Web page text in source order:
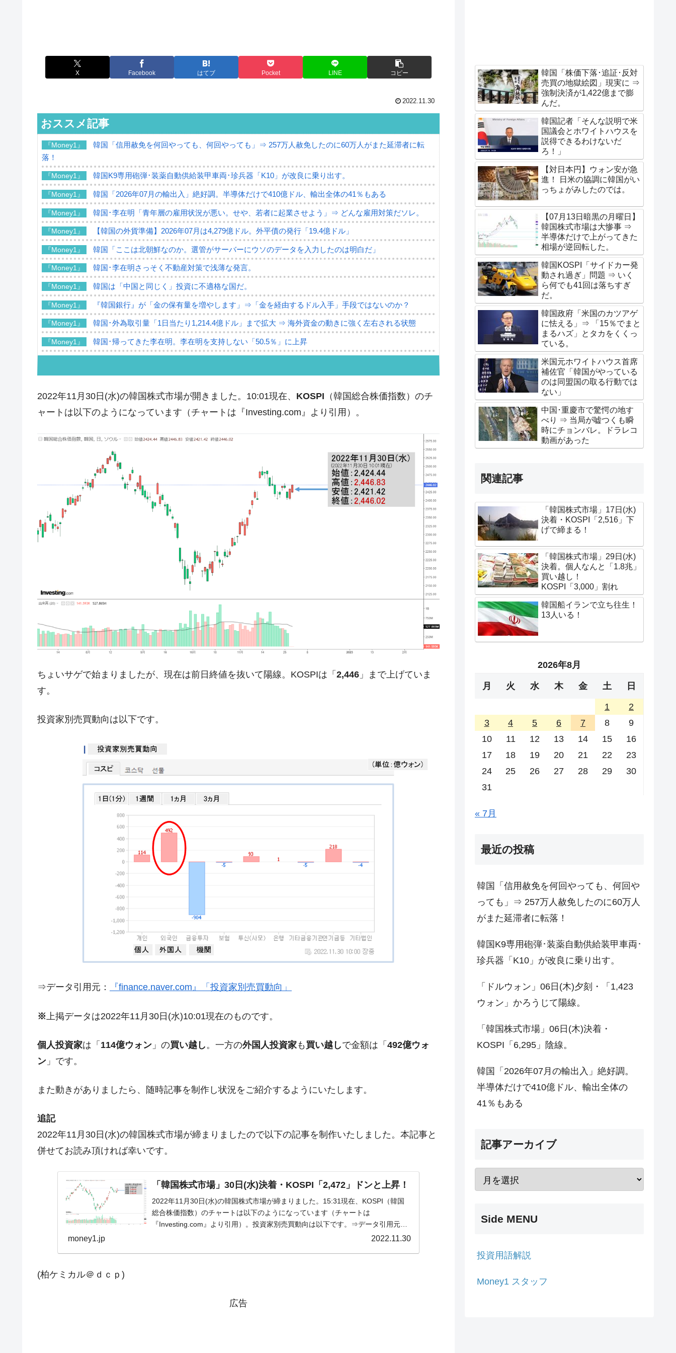
X Facebook はてブ Pocket LINE コピー
2022.11.30
おススメ記事
『Money1』
韓国「信用赦免を何回やっても、何回やっても」⇒ 257万人赦免したのに60万人がまた延滞者に転
落！
『Money1』 韓国K9専用砲弾･装薬自動供給装甲車両･珍兵器「K10」が改良に乗り出す。
『Money1』 韓国「2026年07月の輸出入」絶好調。半導体だけで410億ドル、輸出全体の41％もある
『Money1』 韓国･李在明「青年層の雇用状況が悪い。せや、若者に起業させよう」⇒ どんな雇用対策だソレ。
『Money1』 【韓国の外貨準備】2026年07月は4,279億ドル。外平債の発行「19.4億ドル」
『Money1』 韓国「ここは北朝鮮なのか。選管がサーバーにウソのデータを入力したのは明白だ」
『Money1』 韓国･李在明さっそく不動産対策で浅薄な発言。
『Money1』 韓国は「中国と同じく」投資に不適格な国だ。
『Money1』 『韓国銀行』が「金の保有量を増やします」⇒「金を経由するドル入手」手段ではないのか？
『Money1』 韓国･外為取引量「1日当たり1,214.4億ドル」まで拡大 ⇒ 海外資金の動きに強く左右される状態
『Money1』 韓国･帰ってきた李在明。李在明を支持しない「50.5％」に上昇
『Money1』 韓国･警察職員が「丸刈りになって抗議活動」
『Money1』 中国だけが鉄鋼輸出を異常増加させる ⇒ 中国の過剰生産が世界を蝕む。
韓国で猛暑。南東部では干ばつ
『Money1』 韓国型イージス搭載の次世代駆逐艦「KDDX」1番艦、2032年竣工と公示
『Money1』 【対日本円】ウォン安が急進！ 日米の協調に韓国がいっちょがみしたのでは。
『Money1』
韓国政府『BYD』車への補助金を全廃 ⇒ 実は韓国で『BYD』車は売れている。6カ月で対前年同期比
1.9倍！
在韓米国大使スティールが着韓！⇒ さっそく空港に詰めかけ「出て行け！」「極右勢力」のプラカー
韓国政府「2035年までに18.4GW規模のAIデータセンター整備」⇒ だから無理だってば。
『Money1』 JPモルガン「韓国レバレッジETFの清算はほぼ終わった」
韓国『国民年金公団』株価暴落で200兆蒸発。
『Money1』 韓国政府「ニセＫ-ブランドを通報しようキャンペーン」⇒ あの名物教授も登場！
『Money1』 韓国「橋が落ちました」⇒ 耐久性「なさすぎ」では。
『Money1』 韓国鉄鋼最大手『POSCO』ズブズブ沈む。営業利益80.2％も減少
『Money1』
『Money1』 韓国ボンクラ政策室長･金容範、株価暴落に他人事のような発言。
韓国･加徳島新国際空港「またも暗礁」の危機 ⇒ 10.7兆では損が出るからできない。
【速報】韓国株式市場の暴落・本日07月29日(水)もサイドカー・サーキットブレイカーの二段コンボ
韓国「株式市場が賭博場のように変質したのは政界の責任だ」
韓国「2026年1Q 資金循環統計」面白い結果に。
韓国化学企業最大手『ロッテケミカル』純借入金が約8兆。信用格付け「ネガティブ」にダウン
日本の誇る海洋資源調査船『白嶺』は先進技術の塊！
夏の甲子園、優勝校を最も多く輩出している都道府県とは？
今話題の「楽天ライオンズ」とは？
奇跡の毛色「白毛馬」とは？
発表から2日で大崩壊、鳴かず飛ばずに終わりそうなスーパーリーグとは？
Fact1 日本人マスターズ挑戦の歴史。松山以前に最高位だった選手とは？
Fact1 セレクトセールの高額取引馬が稼いだ金額とは？
2022年11月30日(水)の韓国株式市場が開きました。10:01現在、 KOSPI （韓国総合株価指数）のチ
ャートは以下のようになっています（チャートは『Investing.com』より引用）。
ちょいサゲで始まりましたが、現在は前日終値を抜いて陽線。KOSPIは「 2,446 」まで上げていま
す。
投資家別売買動向は以下です。
⇒データ引用元： 『finance.naver.com』「投資家別売買動向」
※ 上掲データは2022年11月30日(水)10:01現在のものです。
個人投資家は「 114億ウォン 」の買い越し 。一方の外国人投資家も 買い越しで金額は「 492億ウォ
ン 」です。
また動きがありましたら、随時記事を制作し状況をご紹介するようにいたします。
追記
2022年11月30日(水)の韓国株式市場が締まりましたので以下の記事を制作いたしました。本記事と
併せてお読み頂ければ幸いです。
「韓国株式市場」30日(水)決着・KOSPI「2,472」ドンと上昇！
2022年11月30日(水)の韓国株式市場が締まりました。15:31現在、KOSPI（韓国
総合株価指数）のチャートは以下のようになっています（チャートは
『Investing.com』より引用）。投資家別売買動向は以下です。⇒データ引用元：
money1.jp 2022.11.30
(柏ケミカル＠ｄｃｐ)
広告
韓国「株価下落･追証･反対
売買の地獄絵図」現実に ⇒
強制決済が1,422億まで膨
んだ。
韓国記者「そんな説明で米
国議会とホワイトハウスを
説得できるわけないだ
ろ！」
【対日本円】ウォン安が急
進！ 日米の協調に韓国がい
っちょがみしたのでは。
【07月13日暗黒の月曜日】
韓国株式市場は大惨事 ⇒
半導体だけで上がってきた
相場が逆回転した。
韓国KOSPI「サイドカー発
動され過ぎ」問題 ⇒ いく
ら何でも41回は落ちすぎ
だ。
韓国政府「米国のカツアゲ
に怯える」⇒ 「15％でまと
まるハズ」とタカをくくっ
ている。
米国元ホワイトハウス首席
補佐官「韓国がやっている
のは同盟国の取る行動では
ない」
中国･重慶市で驚愕の地す
べり ⇒ 当局が嘘つくも瞬
時にチョンバレ。ドラレコ
動画があった
関連記事
「韓国株式市場」17日(水)
決着・KOSPI「2,516」下
げで締まる！
「韓国株式市場」29日(水)
決着。個人なんと「1.8兆」
買い越し！
KOSPI「3,000」割れ
韓国船イランで立ち往生！
13人いる！
2026年8月
月 火 水 木 金 土 日
1
2
3
4 5 6 7 8
9
10
11 12 13 14 15
16
17
18 19 20 21 22
23
24
25 26 27 28 29
30
31
« 7月
最近の投稿
韓国「信用赦免を何回やっても、何回や
っても」⇒ 257万人赦免したのに60万人
がまた延滞者に転落！
韓国K9専用砲弾･装薬自動供給装甲車両･
珍兵器「K10」が改良に乗り出す。
「ドルウォン」06日(木)夕刻・「1,423
ウォン」かろうじて陽線。
「韓国株式市場」06日(木)決着・
KOSPI「6,295」陰線。
韓国「2026年07月の輸出入」絶好調。
半導体だけで410億ドル、輸出全体の
41％もある
記事アーカイブ
Side MENU
投資用語解説
Money1 スタッフ